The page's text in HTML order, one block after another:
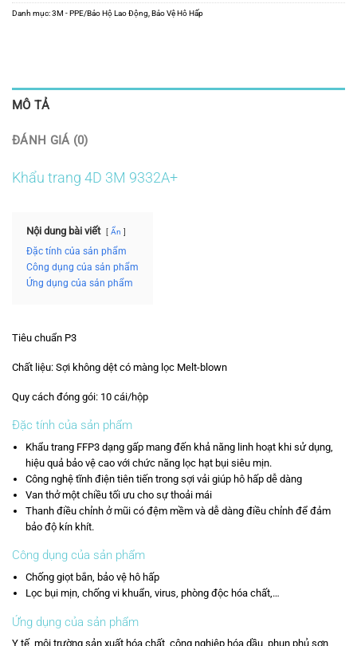
Danh mục:3M - PPE/Bảo Hộ Lao Động,Bảo Vệ Hô Hấp
MÔ TẢ
ĐÁNH GIÁ (0)
Khẩu trang 4D 3M 9332A+
Nội dung bài viết Ẩn
Đặc tính của sản phẩm
Công dụng của sản phẩm
Ứng dụng của sản phẩm
Tiêu chuẩn P3
Chất liệu: Sợi không dệt có màng lọc Melt-blown
Quy cách đóng gói: 10 cái/hộp
Đặc tính của sản phẩm
Khẩu trang FFP3 dạng gấp mang đến khả năng linh hoạt khi sử dụng,
hiệu quả bảo vệ cao với chức năng lọc hạt bụi siêu mịn.
Công nghệ tĩnh điện tiên tiến trong sợi vải giúp hô hấp dễ dàng
Van thở một chiều tối ưu cho sự thoải mái
Thanh điều chỉnh ở mũi có đệm mềm và dễ dàng điều chỉnh để đảm
bảo độ kín khít.
Công dụng của sản phẩm
Chống giọt bắn, bảo vệ hô hấp
Lọc bụi mịn, chống vi khuẩn, virus, phòng độc hóa chất,…
Ứng dụng của sản phẩm
Y tế, môi trường sản xuất hóa chất, công nghiệp hóa dầu, phun phủ sơn,